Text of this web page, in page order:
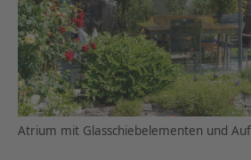
Atrium mit Glasschiebelementen und